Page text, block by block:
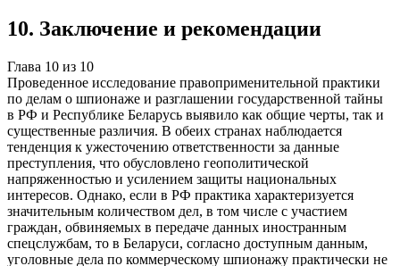
10. Заключение и рекомендации
Глава 10 из 10
Проведенное исследование правоприменительной практики
по делам о шпионаже и разглашении государственной тайны
в РФ и Республике Беларусь выявило как общие черты, так и
существенные различия. В обеих странах наблюдается
тенденция к ужесточению ответственности за данные
преступления, что обусловлено геополитической
напряженностью и усилением защиты национальных
интересов. Однако, если в РФ практика характеризуется
значительным количеством дел, в том числе с участием
граждан, обвиняемых в передаче данных иностранным
спецслужбам, то в Беларуси, согласно доступным данным,
уголовные дела по коммерческому шпионажу практически не